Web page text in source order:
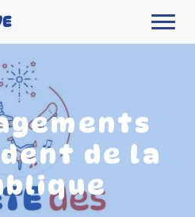
de la